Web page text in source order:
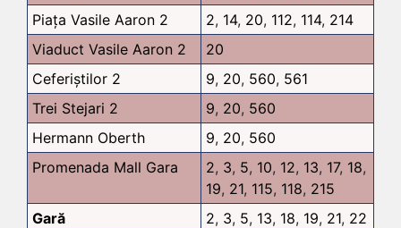
Piața Vasile Aaron 2
2, 14, 20, 112, 114, 214
Viaduct Vasile Aaron 2
20
Ceferiștilor 2
9, 20, 560, 561
Trei Stejari 2
9, 20, 560
Hermann Oberth
9, 20, 560
Promenada Mall Gara
2, 3, 5, 10, 12, 13, 17, 18,
19, 21, 115, 118, 215
Gară
2, 3, 5, 13, 18, 19, 21, 22